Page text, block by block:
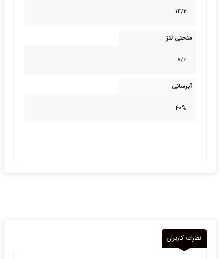
14/2
منحنی لنز
8/6
آبرسانی
40%
نظرات کاربران